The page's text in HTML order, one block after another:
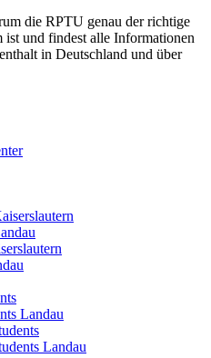
die RPTU genau der richtige
und findest alle Informationen
in Deutschland und über
Landau
Landau